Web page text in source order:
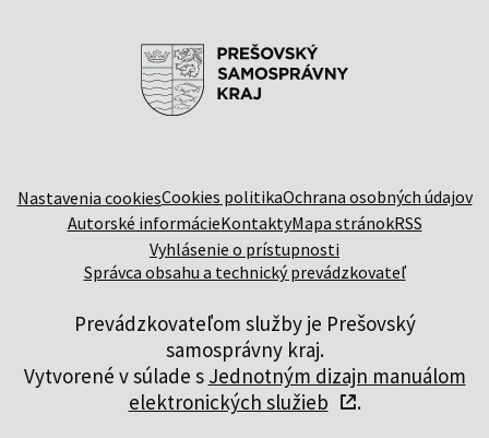
Nastavenia cookiesCookies politikaOchrana osobných údajov
Autorské informácieKontaktyMapa stránokRSS
Vyhlásenie o prístupnosti
Správca obsahu a technický prevádzkovateľ
Prevádzkovateľom služby je Prešovský
samosprávny kraj.
Vytvorené v súlade s Jednotným dizajn manuálom
elektronických služieb
.